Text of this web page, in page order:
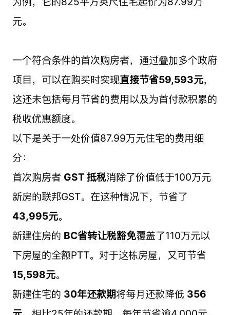
元。
一个符合条件的首次购房者，通过叠加多个政府
项目，可以在购买时实现直接节省59,593元，
这还未包括每月节省的费用以及为首付款积累的
税收优惠额度。
以下是关于一处价值87.99万元住宅的费用细
分：
首次购房者 GST 抵税消除了价值低于100万元
新房的联邦GST。在这种情况下，节省了
43,995元。
新建住房的 BC省转让税豁免覆盖了110万元以
下房屋的全额PTT。对于这栋房屋，又可节省
15,598元。
新建住宅的 30年还款期将每月还款降低 356